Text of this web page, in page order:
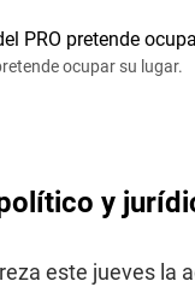
ocupar su lugar.
y
este jueves la